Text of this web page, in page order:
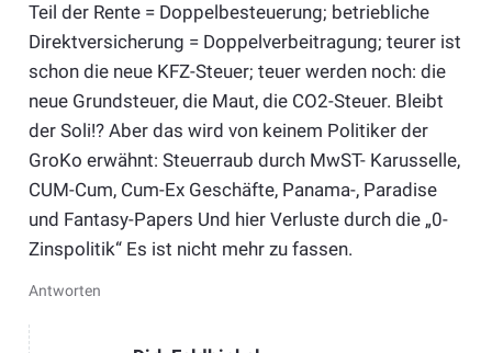
Teil der Rente = Doppelbesteuerung; betriebliche
Direktversicherung = Doppelverbeitragung; teurer ist
schon die neue KFZ-Steuer; teuer werden noch: die
neue Grundsteuer, die Maut, die CO2-Steuer. Bleibt
der Soli!? Aber das wird von keinem Politiker der
GroKo erwähnt: Steuerraub durch MwST- Karusselle,
CUM-Cum, Cum-Ex Geschäfte, Panama-, Paradise
und Fantasy-Papers Und hier Verluste durch die „0-
Zinspolitik“ Es ist nicht mehr zu fassen.
Antworten